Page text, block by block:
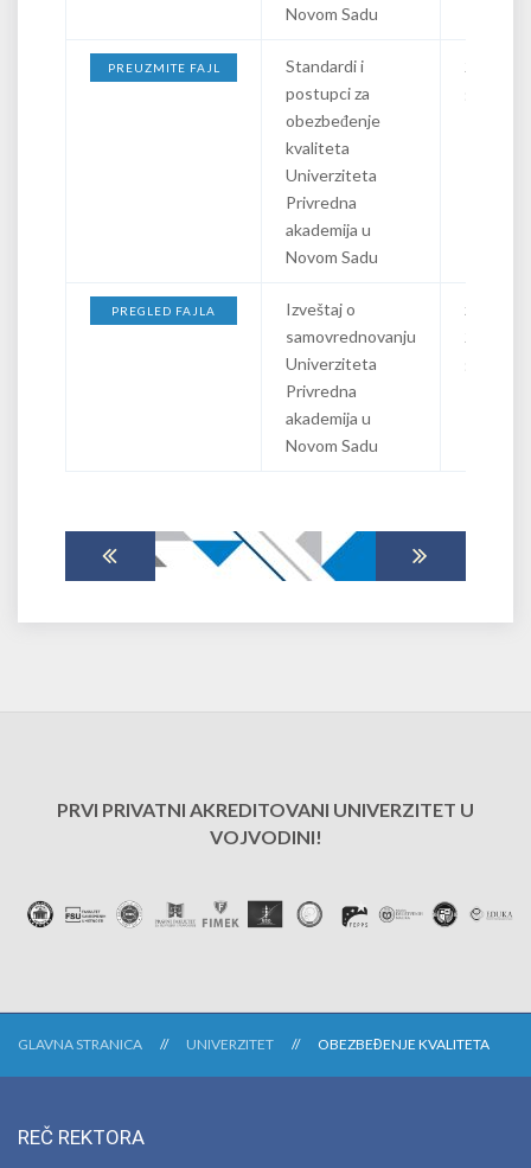
Novom Sadu
PREUZMITE FAJL
Standardi i
postupci za
obezbeđenje
kvaliteta
Univerziteta
Privredna
akademija u
Novom Sadu
PREGLED FAJLA
Izveštaj o
samovrednovanju
Univerziteta
Privredna
akademija u
Novom Sadu
za period
PRVI PRIVATNI AKREDITOVANI UNIVERZITET U
VOJVODINI!
GLAVNA STRANICA UNIVERZITET OBEZBEĐENJE KVALITETA
REČ REKTORA